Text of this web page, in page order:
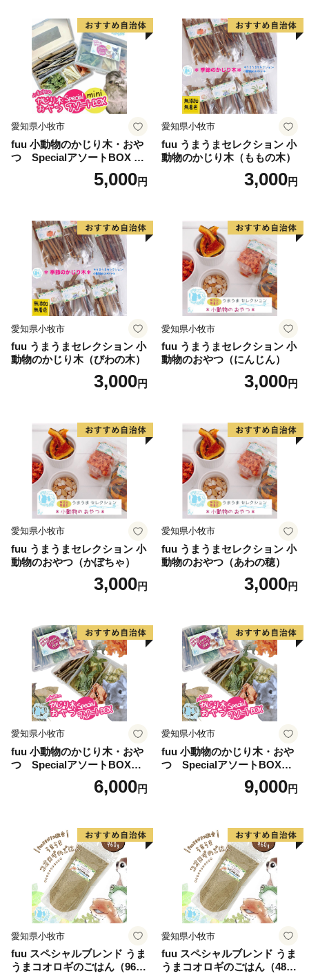
額や色でのご用意がございます！
👉岐阜県安八町の「パーフェクテン」
👉岐阜県安八町の「エアーかおる」
愛知県小牧市
fuu 小動物のかじり木・おや
つ SpecialアソートBOX mi
5,000円
愛知県小牧市
fuu うまうまセレクション 小
動物のかじり木（ももの木）
3,000円
愛知県小牧市
fuu うまうまセレクション 小
動物のかじり木（びわの木）
3,000円
愛知県小牧市
fuu うまうまセレクション 小
動物のおやつ（にんじん）
3,000円
愛知県小牧市
fuu うまうまセレクション 小
動物のおやつ（かぼちゃ）
3,000円
愛知県小牧市
fuu うまうまセレクション 小
動物のおやつ（あわの穂）
3,000円
愛知県小牧市
fuu 小動物のかじり木・おや
つ SpecialアソートBOX（1
6,000円
愛知県小牧市
fuu 小動物のかじり木・おや
つ SpecialアソートBOX（2
9,000円
愛知県小牧市
fuu スペシャルブレンド うま
うまコオロギのごはん（960
愛知県小牧市
fuu スペシャルブレンド うま
うまコオロギのごはん（480